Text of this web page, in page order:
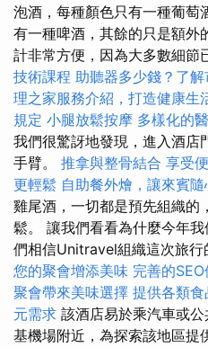
泡酒，每種顏色只有一種葡萄
有一種啤酒，其餘的只是額外
計非常方便，因為大多數細節
技術課程 助聽器多少錢？了
理之家服務介紹，打造健康生
規定 小腿放鬆按摩 多樣化的
我們很驚訝地發現，進入酒店
手臂。 推拿與整骨結合 享受
更輕鬆 自助餐外燴，讓來賓
雞尾酒，一切都是預先組織的
鬆。 讓我們看看為什麼今年
們相信Unitravel組織這次旅行
您的聚會增添美味 完善的
聚會帶來美味選擇 提供各類
元需求 該酒店易於乘汽車或
基機場附近，為探索該地區提